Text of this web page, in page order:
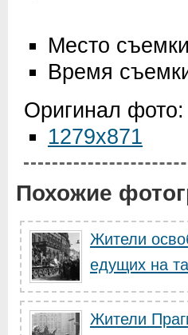
Место
Время
Оригинал фото:
1279x871
Похожие
Жители
едущих на
Жители